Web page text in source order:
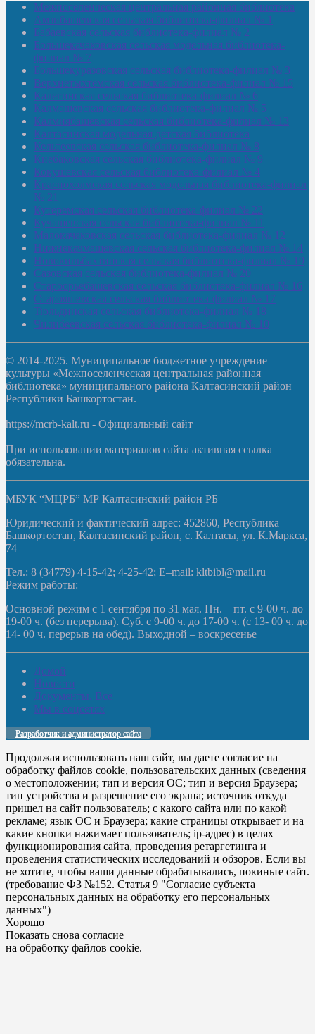
Межпоселенческая центральная районная библиотека
Амзибашевская сельская библиотека-филиал № 1
Бабаевская сельская библиотека-филиал № 2
Большекачаковская сельская модельная библиотека-
филиал № 7
Большекуразовская сельская библиотека-филиал № 3
Верхнетыхтемская сельская библиотека-филиал № 15
Калегинская сельская библиотека-филиал № 6
Калмашевская сельская библиотека-филиал № 5
Калмиябашевская сельская библиотека-филиал № 13
Калтасинская модельная детская библиотека
Кельтеевская сельская библиотека-филиал № 8
Киебаковская сельская библиотека-филиал № 9
Кокушевская сельская библиотека-филиал № 4
Краснохолмская сельская модельная библиотека-филиал
№ 21
Кутеремская сельская библиотека-филиал № 22
Кучашевская сельская библиотека-филиал № 11
Малокачаковская сельская библиотека-филиал № 12
Нижнекачмашевская сельская библиотека-филиал № 14
Новокильбахтинская сельская библиотека-филиал № 19
Сазовская сельская библиотека-филиал № 20
Староорьебашевская сельская библиотека-филиал № 16
Старояшевская сельская библиотека-филиал № 17
Тюльдинская сельская библиотека-филиал № 18
Чилибеевская сельская библиотека-филиал № 10
© 2014-2025. Муниципальное бюджетное учреждение
культуры «Межпоселенческая центральная районная
библиотека» муниципального района Калтасинский район
Республики Башкортостан.
https://mcrb-kalt.ru - Официальный сайт
При использовании материалов сайта активная ссылка
обязательна.
МБУК “МЦРБ” МР Калтасинский район РБ
Юридический и фактический адрес: 452860, Республика
Башкортостан, Калтасинский район, с. Калтасы, ул. К.Маркса,
74
Тел.: 8 (34779) 4-15-42; 4-25-42; E–mail: kltbibl@mail.ru
Режим работы:
Основной режим с 1 сентября по 31 мая. Пн. – пт. с 9-00 ч. до
19-00 ч. (без перерыва). Суб. с 9-00 ч. до 17-00 ч. (с 13- 00 ч. до
14- 00 ч. перерыв на обед). Выходной – воскресенье
Домой
Новости
Документы. Все
Мы в соцсетях
Разработчик и администратор сайта
Продолжая использовать наш сайт, вы даете согласие на
обработку файлов cookie, пользовательских данных (сведения
о местоположении; тип и версия ОС; тип и версия Браузера;
тип устройства и разрешение его экрана; источник откуда
пришел на сайт пользователь; с какого сайта или по какой
рекламе; язык ОС и Браузера; какие страницы открывает и на
какие кнопки нажимает пользователь; ip-адрес) в целях
функционирования сайта, проведения ретаргетинга и
проведения статистических исследований и обзоров. Если вы
не хотите, чтобы ваши данные обрабатывались, покиньте сайт.
(требование ФЗ №152. Статья 9 "Согласие субъекта
персональных данных на обработку его персональных
данных")
Хорошо
Показать снова согласие
на обработку файлов cookie.